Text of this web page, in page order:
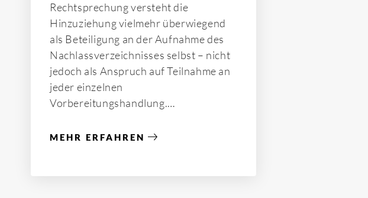
Rechtsprechung versteht die
Hinzuziehung vielmehr überwiegend
als Beteiligung an der Aufnahme des
Nachlassverzeichnisses selbst – nicht
jedoch als Anspruch auf Teilnahme an
jeder einzelnen
Vorbereitungshandlung.
MEHR ERFAHREN